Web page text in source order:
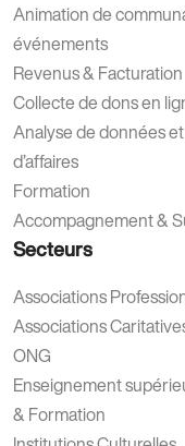
Animation de
événements
Revenus & Facturation
Collecte de dons en
Analyse de données
d’affaires
Formation
Accompagnement &
Secteurs
Associations
Associations
ONG
Enseignement
& Formation